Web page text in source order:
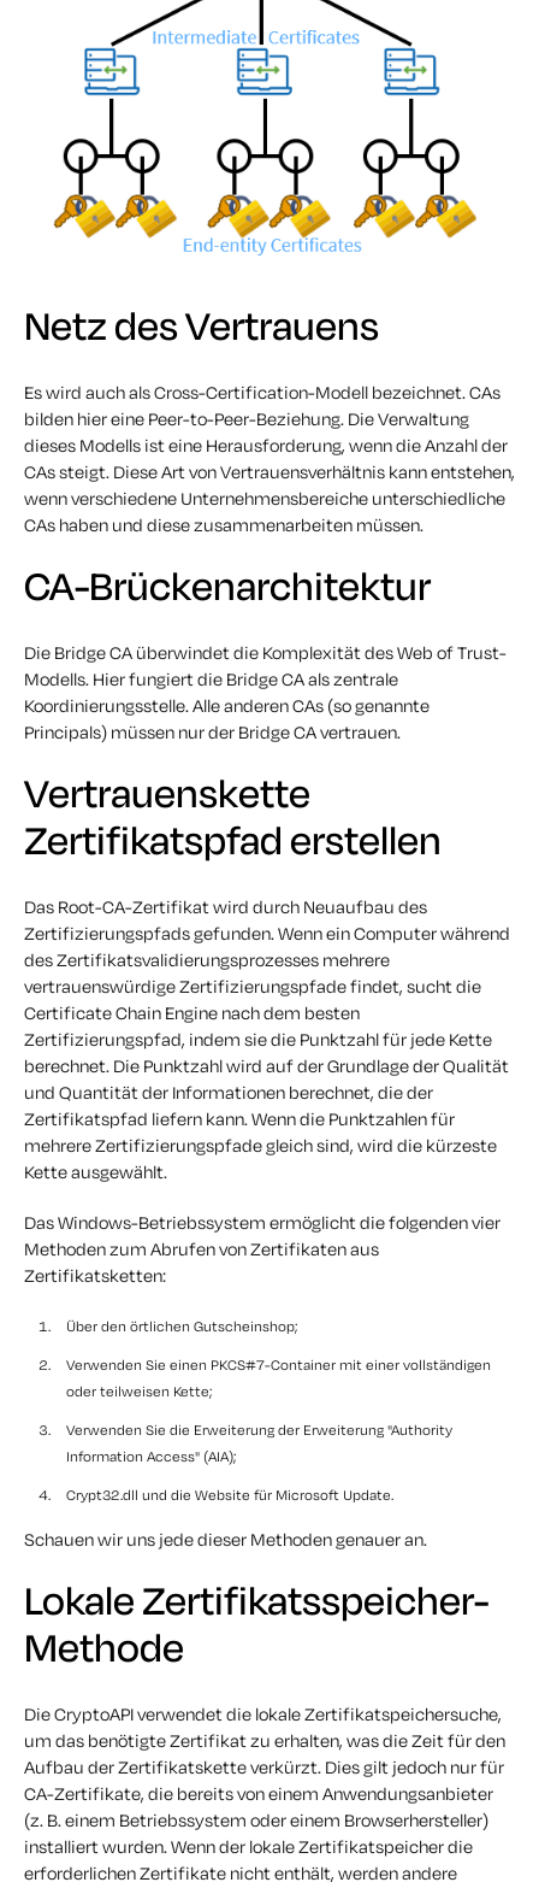
Netz des Vertrauens
Es wird auch als Cross-Certification-Modell bezeichnet. CAs
bilden hier eine Peer-to-Peer-Beziehung. Die Verwaltung
dieses Modells ist eine Herausforderung, wenn die Anzahl der
CAs steigt. Diese Art von Vertrauensverhältnis kann entstehen,
wenn verschiedene Unternehmensbereiche unterschiedliche
CAs haben und diese zusammenarbeiten müssen.
CA-Brückenarchitektur
Die Bridge CA überwindet die Komplexität des Web of Trust-
Modells. Hier fungiert die Bridge CA als zentrale
Koordinierungsstelle. Alle anderen CAs (so genannte
Principals) müssen nur der Bridge CA vertrauen.
Vertrauenskette
Zertifikatspfad erstellen
Das Root-CA-Zertifikat wird durch Neuaufbau des
Zertifizierungspfads gefunden. Wenn ein Computer während
des Zertifikatsvalidierungsprozesses mehrere
vertrauenswürdige Zertifizierungspfade findet, sucht die
Certificate Chain Engine nach dem besten
Zertifizierungspfad, indem sie die Punktzahl für jede Kette
berechnet. Die Punktzahl wird auf der Grundlage der Qualität
und Quantität der Informationen berechnet, die der
Zertifikatspfad liefern kann. Wenn die Punktzahlen für
mehrere Zertifizierungspfade gleich sind, wird die kürzeste
Kette ausgewählt.
Das Windows-Betriebssystem ermöglicht die folgenden vier
Methoden zum Abrufen von Zertifikaten aus
Zertifikatsketten:
Über den örtlichen Gutscheinshop;
Verwenden Sie einen PKCS#7-Container mit einer vollständigen
oder teilweisen Kette;
Verwenden Sie die Erweiterung der Erweiterung "Authority
Information Access" (AIA);
Crypt32.dll und die Website für Microsoft Update.
Schauen wir uns jede dieser Methoden genauer an.
Lokale Zertifikatsspeicher-
Methode
Die CryptoAPI verwendet die lokale Zertifikatspeichersuche,
um das benötigte Zertifikat zu erhalten, was die Zeit für den
Aufbau der Zertifikatskette verkürzt. Dies gilt jedoch nur für
CA-Zertifikate, die bereits von einem Anwendungsanbieter
(z. B. einem Betriebssystem oder einem Browserhersteller)
installiert wurden. Wenn der lokale Zertifikatspeicher die
erforderlichen Zertifikate nicht enthält, werden andere